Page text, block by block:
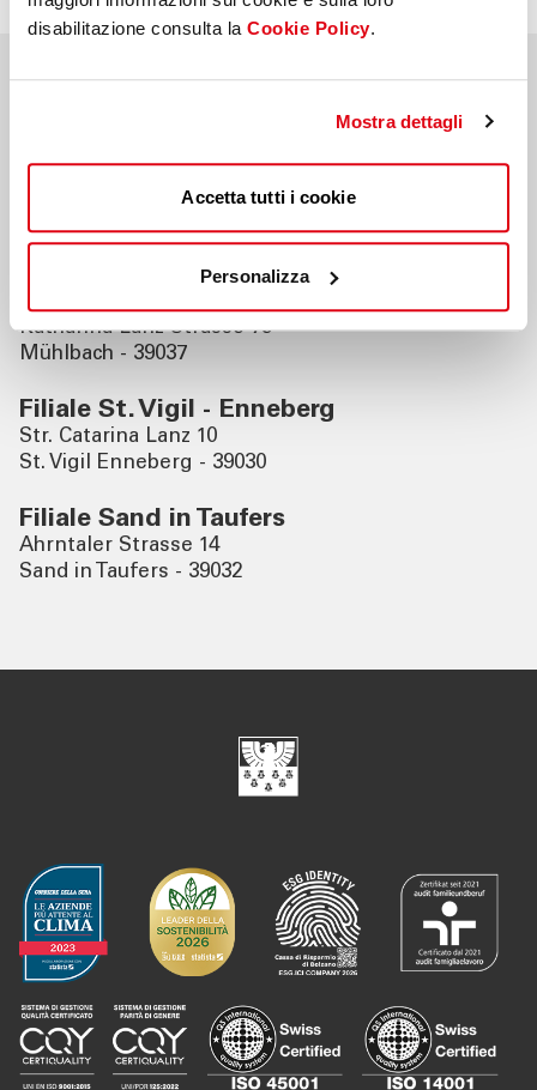
disabilitazione consulta la Cookie Policy.
Mostra dettagli
Accetta tutti i cookie
Personalizza
Nahegelegene Filialen
Filiale Bruneck
Bruneck - 39031
Filiale Mühlbach
Katharina Lanz Strasse 75
Mühlbach - 39037
Filiale St. Vigil - Enneberg
Str. Catarina Lanz 10
St. Vigil Enneberg - 39030
Filiale Sand in Taufers
Ahrntaler Strasse 14
Sand in Taufers - 39032